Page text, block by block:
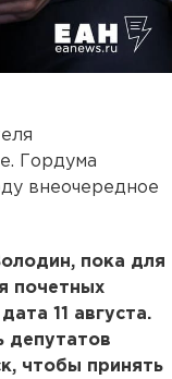
Гордума
внеочередное
пока для
почетных
11 августа.
депутатов
чтобы принять